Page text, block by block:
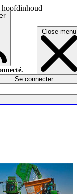
hoofdinhoud
Close menu
Se connecter